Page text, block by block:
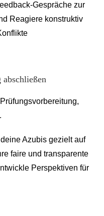
Gespräche zur
Reagiere konstruktiv
Azubis gezielt auf
faire und transparente
Perspektiven für